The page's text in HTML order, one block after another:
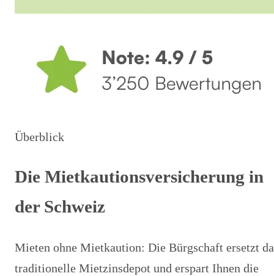
Überblick
Die Mietkautionsversicherung in
der Schweiz
Mieten ohne Mietkaution: Die Bürgschaft ersetzt
traditionelle Mietzinsdepot und erspart Ihnen die